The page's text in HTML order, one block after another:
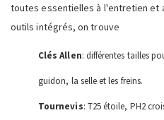
toutes essentielles à l'entretien et
outils intégrés, on trouve
Clés Allen: différentes tailles
guidon, la selle et les freins.
Tournevis: T25 étoile, PH2